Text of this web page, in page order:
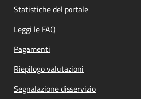
Statistiche del portale
Leggi le FAQ
Pagamenti
Riepilogo valutazioni
Segnalazione disservizio